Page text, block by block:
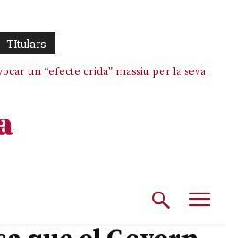
TItulars
un “efecte crida” massiu per la seva
Marc Puigtió a Girona: desbandada de